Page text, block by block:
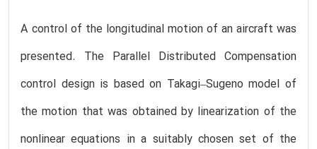
A control of the longitudinal motion of an aircraft was
presented. The Parallel Distributed Compensation
control design is based on Takagi–Sugeno model of
the motion that was obtained by linearization of the
nonlinear equations in a suitably chosen set of the